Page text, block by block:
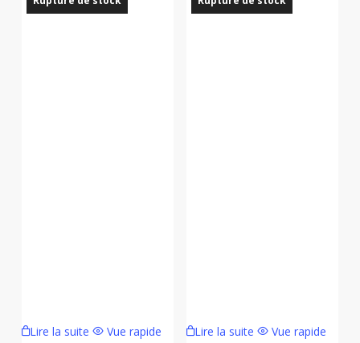
21,00 €.10,00 €.
Lire la suite Vue rapide Lire la suite Vue rapide